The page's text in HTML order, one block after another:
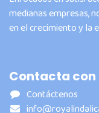
medianas empresas,
en el crecimiento y la
Contacta con
Contáctenos